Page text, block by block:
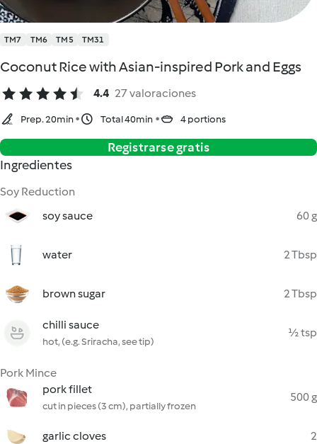
TM7 TM6 TM5 TM31
Coconut Rice with Asian-inspired Pork and Eggs
4.4 27 valoraciones
Prep. 20min Total 40min 4 portions
Registrarse gratis
Ingredientes
Soy Reduction
soy sauce
60 g
water 2 Tbsp
brown sugar 2 Tbsp
chilli sauce
hot, (e.g. Sriracha, see tip)
½ tsp
Pork Mince
pork fillet
cut in pieces (3 cm), partially frozen
500 g
garlic cloves 2